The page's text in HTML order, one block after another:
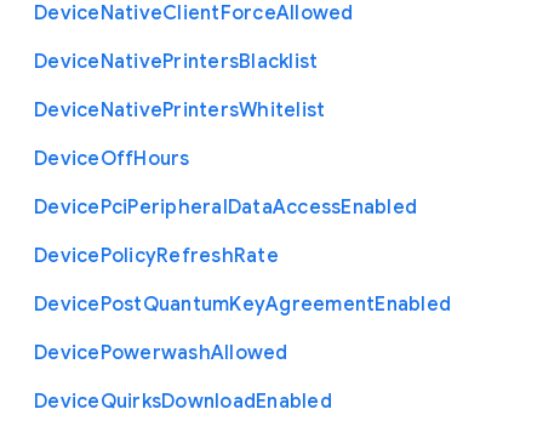
DeviceNativeClientForceAllowed
DeviceNativePrintersBlacklist
DeviceNativePrintersWhitelist
DeviceOffHours
DevicePciPeripheralDataAccessEnabled
DevicePolicyRefreshRate
DevicePostQuantumKeyAgreementEnabled
DevicePowerwashAllowed
DeviceQuirksDownloadEnabled